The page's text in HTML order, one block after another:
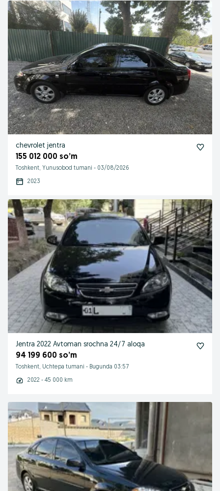
chevrolet jentra
155 012 000 so’m
Toshkent, Yunusobod tumani - 03/08/2026
2023
Jentra 2022 Avtoman srochna 24/7 aloqa
94 199 600 so’m
Toshkent, Uchtepa tumani - Bugunda 03:57
2022 - 45 000 km